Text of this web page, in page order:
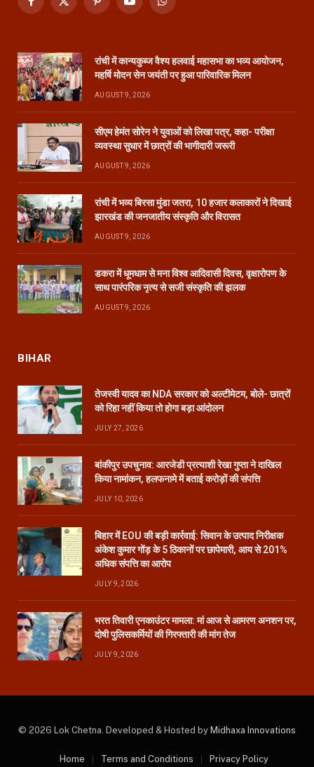
Facebook
X
PinterestYouTubeWhatsApp
रांची में कान्यकुब्ज वैश्य हलवाई महासभा का भव्य आयोजन,
महर्षि मोदन सेन जयंती पर हुआ पारिवारिक मिलन
AUGUST 9, 2026
सीएम हेमंत सोरेन ने युवाओं को लिखा पत्र, कहा- परीक्षा
व्यवस्था सुधार में छात्रों की भागीदारी जरूरी
AUGUST 9, 2026
रांची में भव्य बिरसा मुंडा जतरा, 10 हजार कलाकारों ने दिखाई
झारखंड की जनजातीय संस्कृति और विरासत
AUGUST 9, 2026
डकरा में धूमधाम से मना विश्व आदिवासी दिवस, वृक्षारोपण के
साथ पारंपरिक नृत्य से सजी संस्कृति की झलक
AUGUST 9, 2026
BIHAR
तेजस्वी यादव का NDA सरकार को अल्टीमेटम, बोले- छात्रों
को रिहा नहीं किया तो होगा बड़ा आंदोलन
JULY 27, 2026
बांकीपुर उपचुनाव: आरजेडी प्रत्याशी रेखा गुप्ता ने दाखिल
किया नामांकन, हलफनामे में बताई करोड़ों की संपत्ति
JULY 10, 2026
बिहार में EOU की बड़ी कार्रवाई: सिवान के उत्पाद निरीक्षक
अंकेश कुमार गोंड़ के 5 ठिकानों पर छापेमारी, आय से 201%
अधिक संपत्ति का आरोप
JULY 9, 2026
भरत तिवारी एनकाउंटर मामला: मां आज से आमरण अनशन पर,
दोषी पुलिसकर्मियों की गिरफ्तारी की मांग तेज
JULY 9, 2026
© 2026 Lok Chetna. Developed & Hosted by Midhaxa Innovations
Home Terms and Conditions Privacy Policy